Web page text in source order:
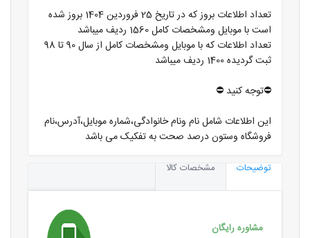
تعداد اطلاعات بروز که در تاریخ 25 فروردین 1404 بروز شده
است با موبایل ومشخصات کامل 1560 ردیف میباشد
تعداد اطلاعات که با موبایل ومشخصات کامل از سال 90 تا 98
ثبت گردیده 1400 ردیف میباشد
⛔️توجه کنید ⛔️
این اطلاعات شامل نام ونام خانوادگی،شماره موبایل،آدرس،نام
فروشگاه وستون درصد صحت به تفکیک می باشد
توضیحات مشخصات کالا
مشاوره رایگان